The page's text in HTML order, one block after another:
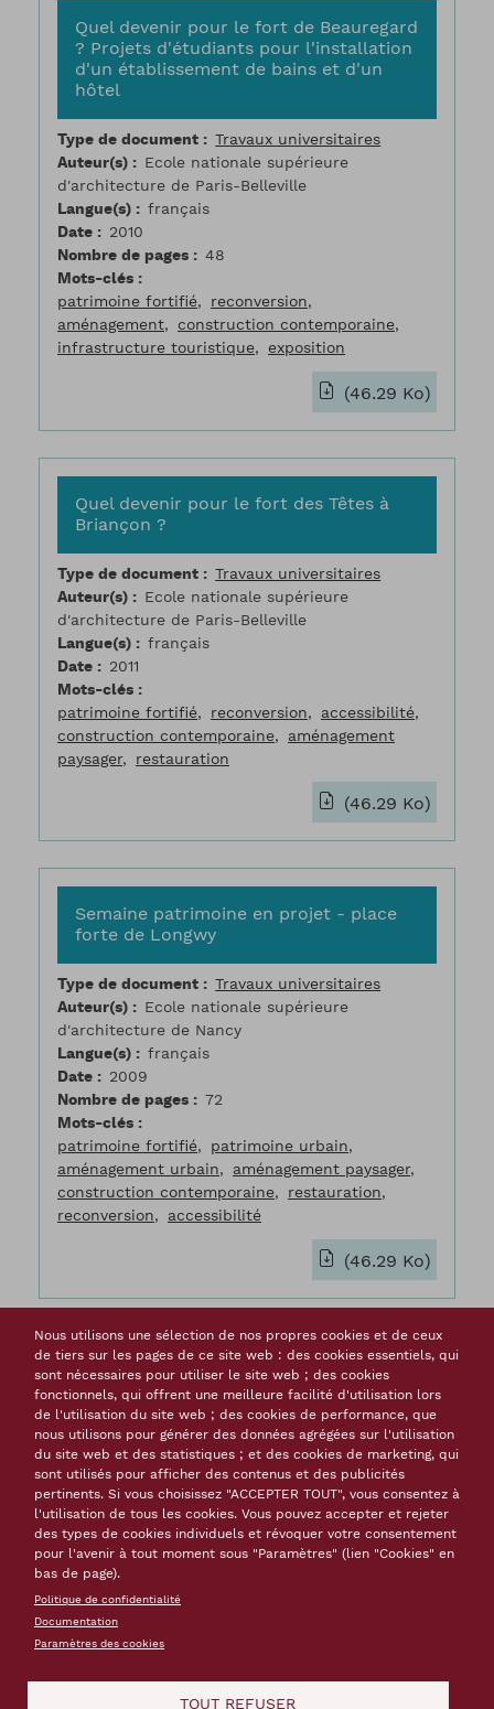
Quel devenir pour le fort de Beauregard
? Projets d'étudiants pour l'installation
d'un établissement de bains et d'un
hôtel
Type de document
Travaux universitaires
Auteur(s)
Ecole nationale supérieure
d'architecture de Paris-Belleville
Langue(s)
français
Date
2010
Nombre de pages
48
Mots-clés
patrimoine fortifié
reconversion
aménagement
construction contemporaine
infrastructure touristique
exposition
(46.29 Ko)
Quel devenir pour le fort des Têtes à
Briançon ?
Type de document
Travaux universitaires
Auteur(s)
Ecole nationale supérieure
d'architecture de Paris-Belleville
Langue(s)
français
Date
2011
Mots-clés
patrimoine fortifié
reconversion
accessibilité
construction contemporaine
aménagement
paysager
restauration
(46.29 Ko)
Semaine patrimoine en projet - place
forte de Longwy
Type de document
Travaux universitaires
Auteur(s)
Ecole nationale supérieure
d'architecture de Nancy
Langue(s)
français
Date
2009
Nombre de pages
72
Mots-clés
patrimoine fortifié
patrimoine urbain
aménagement urbain
aménagement paysager
construction contemporaine
restauration
reconversion
accessibilité
(46.29 Ko)
Ville et fortifications de l'héritage à la
production du territoire urbain
Type de document
Travaux universitaires
Auteur(s)
Clémentine Thierry, Université de
Franche-Comté, Ecole Doctorale Langage,
Espaces, Temps, Société
Langue(s)
français
Date
décembre 2015
Nombre de pages
Mots-clés
patrimoine fortifié
patrimoine urbain
Besançon accessibilité
Nous utilisons une sélection de nos propres cookies et de ceux
de tiers sur les pages de ce site web : des cookies essentiels, qui
sont nécessaires pour utiliser le site web ; des cookies
fonctionnels, qui offrent une meilleure facilité d'utilisation lors
de l'utilisation du site web ; des cookies de performance, que
nous utilisons pour générer des données agrégées sur l'utilisation
du site web et des statistiques ; et des cookies de marketing, qui
sont utilisés pour afficher des contenus et des publicités
pertinents. Si vous choisissez "ACCEPTER TOUT", vous consentez à
l'utilisation de tous les cookies. Vous pouvez accepter et rejeter
des types de cookies individuels et révoquer votre consentement
pour l'avenir à tout moment sous "Paramètres" (lien "Cookies" en
bas de page).
Politique de confidentialité
Documentation
Paramètres des cookies
TOUT REFUSER